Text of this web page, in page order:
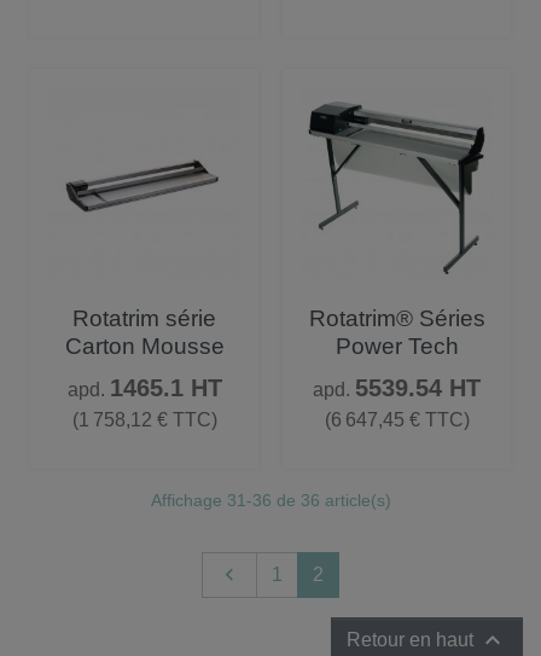
Rotatrim série
Carton Mousse
apd. Prix
1465.1 HT
(1 758,12 € TTC)
Rotatrim® Séries
Power Tech
apd. Prix
5539.54 HT
(6 647,45 € TTC)
Affichage 31-36 de 36 article(s)
Précédent
 1 2
Retour en haut 